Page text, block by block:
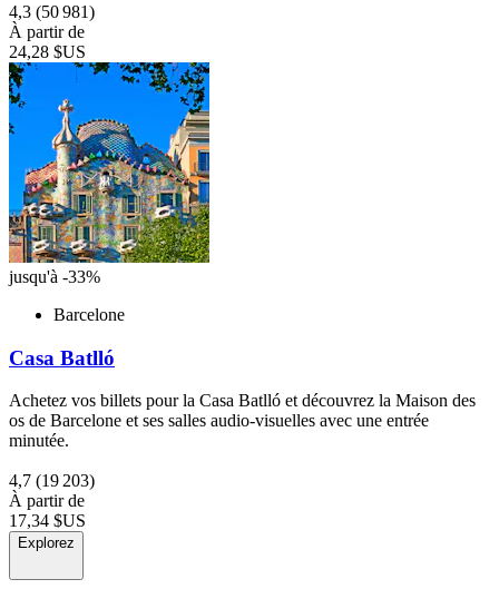
4,3 (50 981)
À partir de
24,28 $US
jusqu'à -33%
Barcelone
Casa Batlló
Achetez vos billets pour la Casa Batlló et découvrez la Maison des
os de Barcelone et ses salles audio-visuelles avec une entrée
minutée.
4,7 (19 203)
À partir de
17,34 $US
Explorez